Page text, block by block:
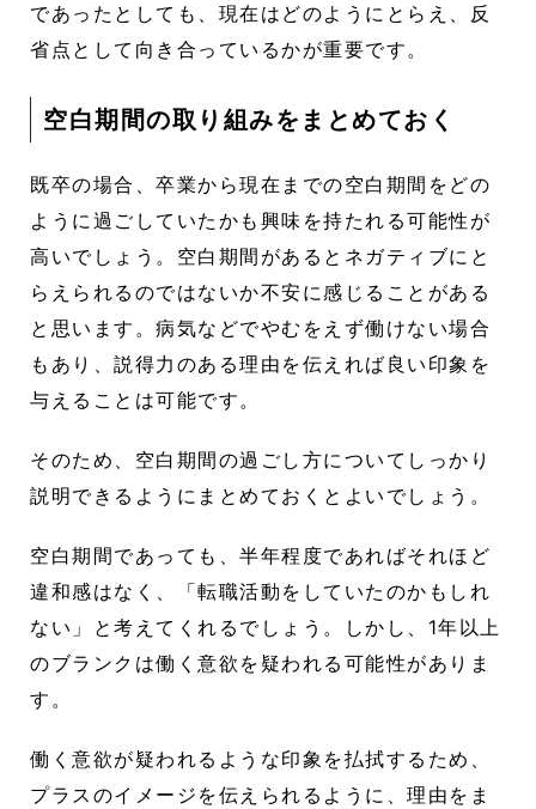
であったとしても、現在はどのようにとらえ、反
省点として向き合っているかが重要です。
空白期間の取り組みをまとめておく
既卒の場合、卒業から現在までの空白期間をどの
ように過ごしていたかも興味を持たれる可能性が
高いでしょう。空白期間があるとネガティブにと
らえられるのではないか不安に感じることがある
と思います。病気などでやむをえず働けない場合
もあり、説得力のある理由を伝えれば良い印象を
与えることは可能です。
そのため、空白期間の過ごし方についてしっかり
説明できるようにまとめておくとよいでしょう。
空白期間であっても、半年程度であればそれほど
違和感はなく、「転職活動をしていたのかもしれ
ない」と考えてくれるでしょう。しかし、1年以上
のブランクは働く意欲を疑われる可能性がありま
す。
働く意欲が疑われるような印象を払拭するため、
プラスのイメージを伝えられるように、理由をま